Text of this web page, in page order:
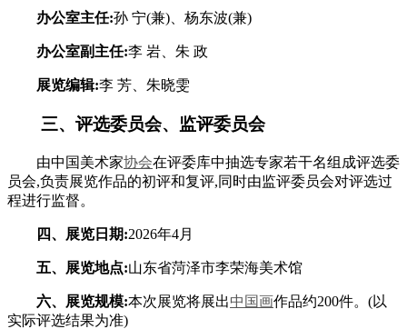
办公室主任:孙 宁(兼)、杨东波(兼)
办公室副主任:李 岩、朱 政
展览编辑:李 芳、朱晓雯
三、评选委员会、监评委员会
由中国美术家协会在评委库中抽选专家若干名组成评选委
员会,负责展览作品的初评和复评,同时由监评委员会对评选过
程进行监督。
四、展览日期:2026年4月
五、展览地点:山东省菏泽市李荣海美术馆
六、展览规模:本次展览将展出中国画作品约200件。(以
实际评选结果为准)